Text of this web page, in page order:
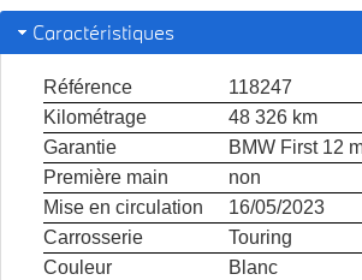
Caractéristiques
Référence
118247
Kilométrage
48 326 km
Garantie
BMW First 12
Première main
non
Mise en circulation
16/05/2023
Carrosserie
Touring
Couleur
Blanc